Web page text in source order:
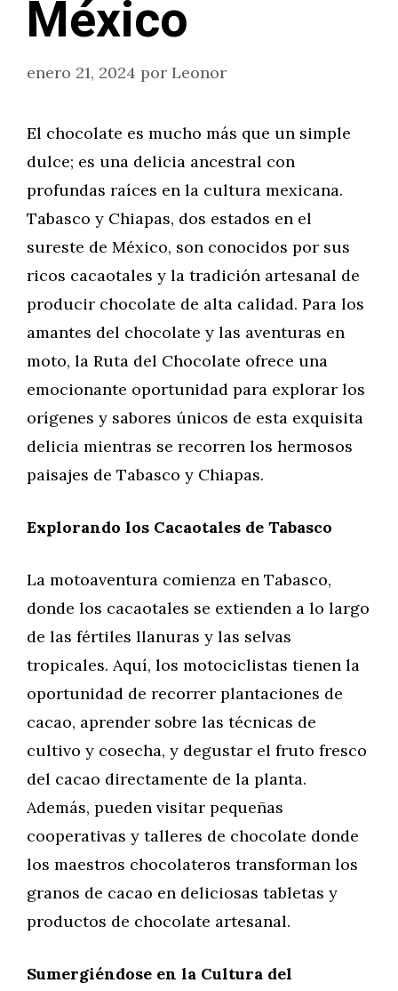
México
enero 21, 2024 por Leonor
El chocolate es mucho más que un simple
dulce; es una delicia ancestral con
profundas raíces en la cultura mexicana.
Tabasco y Chiapas, dos estados en el
sureste de México, son conocidos por sus
ricos cacaotales y la tradición artesanal de
producir chocolate de alta calidad. Para los
amantes del chocolate y las aventuras en
moto, la Ruta del Chocolate ofrece una
emocionante oportunidad para explorar los
orígenes y sabores únicos de esta exquisita
delicia mientras se recorren los hermosos
paisajes de Tabasco y Chiapas.
Explorando los Cacaotales de Tabasco
La motoaventura comienza en Tabasco,
donde los cacaotales se extienden a lo largo
de las fértiles llanuras y las selvas
tropicales. Aquí, los motociclistas tienen la
oportunidad de recorrer plantaciones de
cacao, aprender sobre las técnicas de
cultivo y cosecha, y degustar el fruto fresco
del cacao directamente de la planta.
Además, pueden visitar pequeñas
cooperativas y talleres de chocolate donde
los maestros chocolateros transforman los
granos de cacao en deliciosas tabletas y
productos de chocolate artesanal.
Sumergiéndose en la Cultura del